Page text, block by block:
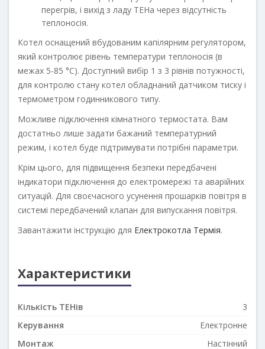
перегрів, і вихід з ладу ТЕНа через відсутність
теплоносія.
Котел оснащений вбудованим капілярним регулятором,
який контролює рівень температури теплоносія (в
межах 5-85 °С). Доступний вибір 1 з 3 рівнів потужності,
для контролю стану котел обладнаний датчиком тиску і
термометром годинникового типу.
Можливе підключення кімнатного термостата. Вам
достатньо лише задати бажаний температурний
режим, і котел буде підтримувати потрібні параметри.
Крім цього, для підвищення безпеки передбачені
індикатори підключення до електромережі та аварійних
ситуацій. Для своєчасного усунення прошарків повітря в
системі передбачений клапан для випускання повітря.
Завантажити інструкцію для Електрокотла Термія.
Характеристики
Кількість ТЕНів
3
Керування
Електронне
Монтаж
Настінний